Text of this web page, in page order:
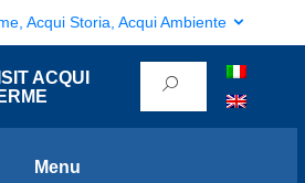
Acqui Storia, Acqui Ambiente
ACQUI
Menu